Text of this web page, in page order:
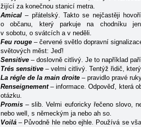
žijící za konečnou stanicí metra.
Amical – přátelský. Takto se nejčastěji hovoří
o občanu, který parkuje na chodníku jen
v sobotu, o svátcích a v neděli.
Feu rouge – červené světlo dopravní
světových měst: Jeď!
Sensitive – doslovně citlivý. Je to například
Trés sensitive – velmi citlivý. Tentýž řidič,
La régle de la main droite – pravidlo pravé
Renseignement – informace. Odpověď, která
otázku.
Promis – slib. Velmi euforicky řečeno slovo,
nebo well, s německým ja nebo ah so.
Voilá – Původně hle nebo ejhle. Používá se